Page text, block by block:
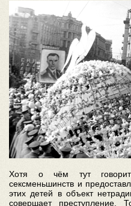
Хотя о чём тут
сексменьшинств и
этих детей в объект
совершает